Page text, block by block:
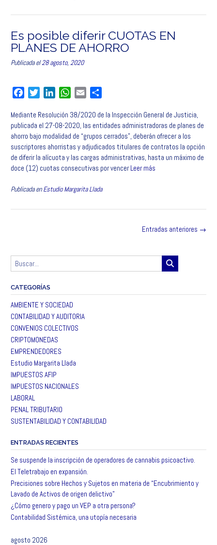
Es posible diferir CUOTAS EN
PLANES DE AHORRO
Publicada el28 agosto, 2020
c
e
b
o
o
k
i
t
t
e
r
n
k
e
d
I
n
W
a
t
s
A
p
p
a
i
l
m
p
a
r
t
i
r
Mediante Resolución 38/2020 de la Inspección General de Justicia,
publicada el 27-08-2020, las entidades administradoras de planes de
ahorro bajo modalidad de “grupos cerrados”, deberán ofrecer a los
suscriptores ahorristas y adjudicados titulares de contratos la opción
de diferir la alícuota y las cargas administrativas, hasta un máximo de
doce (12) cuotas consecutivas por vencerLeer más
Publicada enEstudio Margarita Llada
entradas
Entradas anteriores →
CATEGORÍAS
AMBIENTE Y SOCIEDAD
CONTABILIDAD Y AUDITORIA
CONVENIOS COLECTIVOS
CRIPTOMONEDAS
EMPRENDEDORES
Estudio Margarita Llada
IMPUESTOS AFIP
IMPUESTOS NACIONALES
LABORAL
PENAL TRIBUTARIO
SUSTENTABILIDAD Y CONTABILIDAD
ENTRADAS RECIENTES
Se suspende la inscripción de operadores de cannabis psicoactivo.
El Teletrabajo en expansión.
Precisiones sobre Hechos y Sujetos en materia de “Encubrimiento y
Lavado de Activos de origen delictivo”
¿Cómo genero y pago un VEP a otra persona?
Contabilidad Sistémica, una utopía necesaria
agosto 2026